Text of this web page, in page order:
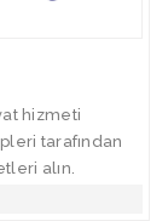
hizmeti
tarafından
alın.